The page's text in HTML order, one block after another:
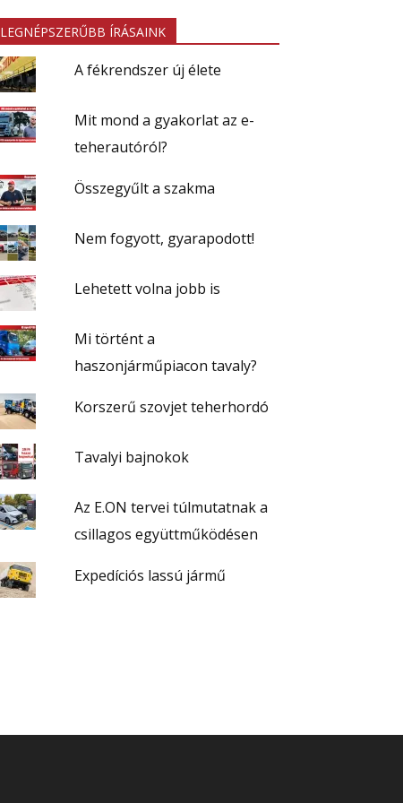
LEGNÉPSZERŰBB ÍRÁSAINK
A fékrendszer új élete
Mit mond a gyakorlat az e-
teherautóról?
Összegyűlt a szakma
Nem fogyott, gyarapodott!
Lehetett volna jobb is
Mi történt a
haszonjárműpiacon tavaly?
Korszerű szovjet teherhordó
Tavalyi bajnokok
Az E.ON tervei túlmutatnak a
csillagos együttműködésen
Expedíciós lassú jármű